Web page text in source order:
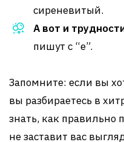
сиреневитый.
А вот и
пишут с “е”.
Запомните: если вы
вы разбираетесь в
знать, как правильно
не заставит вас